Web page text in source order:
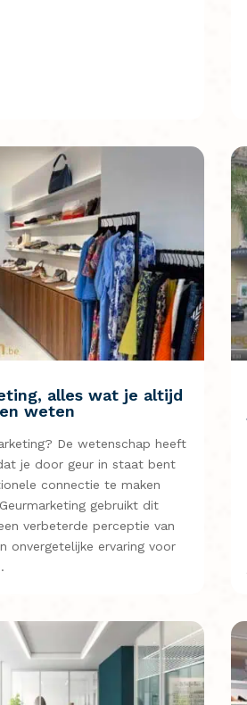
alles wat je altijd
weten
De wetenschap heeft
je door geur in staat bent
connectie te maken
gebruikt dit
​​verbeterde perceptie van
onvergetelijke ervaring voor